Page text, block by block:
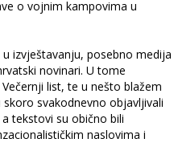
o vojnim kampovima u
izvještavanju, posebno medija
novinari. U tome
list, te u nešto blažem
svakodnevno objavljivali
tekstovi su obično bili
naslovima i